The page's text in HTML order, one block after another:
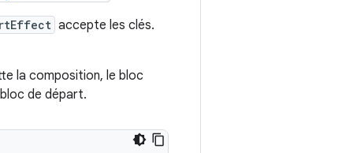
accepte les clés.
la composition, le bloc
de départ.